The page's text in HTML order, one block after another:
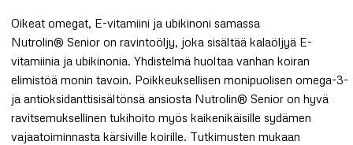
Oikeat omegat, E-vitamiini ja ubikinoni samassa
Nutrolin® Senior on ravintoöljy, joka sisältää kalaöljyä E-
vitamiinia ja ubikinonia. Yhdistelmä huoltaa vanhan koiran
elimistöä monin tavoin. Poikkeuksellisen monipuolisen omega-3-
ja antioksidanttisisältönsä ansiosta Nutrolin® Senior on hyvä
ravitsemuksellinen tukihoito myös kaikenikäisille sydämen
vajaatoiminnasta kärsiville koirille. Tutkimusten mukaan